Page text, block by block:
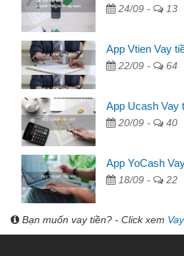
24/09 - 13
App Vtien Vay
22/09 - 64
App Ucash Vay
20/09 - 40
App YoCash
18/09 - 22
Bạn muốn vay tiền? - Click xem